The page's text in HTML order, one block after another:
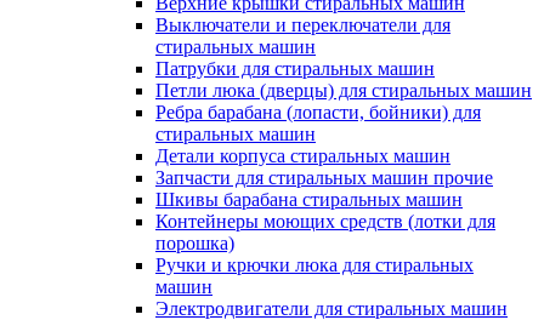
Выключатели и переключатели для
стиральных машин
Патрубки для стиральных машин
Петли люка (дверцы) для стиральных машин
Ребра барабана (лопасти, бойники) для
стиральных машин
Детали корпуса стиральных машин
Запчасти для стиральных машин прочие
Шкивы барабана стиральных машин
Контейнеры моющих средств (лотки для
порошка)
Ручки и крючки люка для стиральных
машин
Электродвигатели для стиральных машин